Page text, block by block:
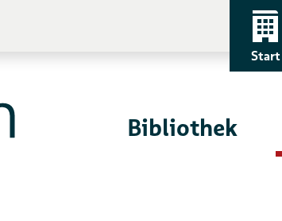
Start
Bibliothek